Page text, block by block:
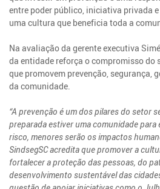
entre poder público, iniciativa privada
uma cultura que beneficia toda a
Na avaliação da gerente executiva
da entidade reforça o compromisso do
que promovem prevenção, segurança,
da comunidade.
“A prevenção é um dos pilares do setor
preparada estiver uma comunidade
risco, menores serão os impactos
SindsegSC acredita que promover a
fortalecer a proteção das pessoas, do
desenvolvimento sustentável das